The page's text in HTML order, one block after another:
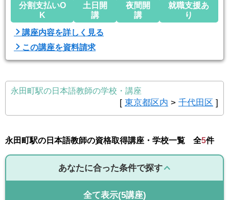
分割支払いO
K
土日開
講
夜間開
講
就職支援あ
り
講座内容を詳しく見る
この講座を資料請求
永田町駅の日本語教師の学校・講座
[ 東京都区内 > 千代田区 ]
永田町駅の日本語教師の資格取得講座・学校一覧 全5件
あなたに合った条件で探す
全て表示(5講座)